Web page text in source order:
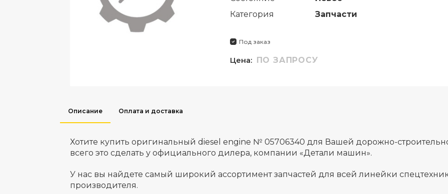
Категория
Запчасти
Под заказ
Цена: ПО ЗАПРОСУ
Описание Оплата и доставка
Хотите купить оригинальный diesel engine № 05706340 для Вашей дорожно-
всего это сделать у официального дилера, компании «Детали машин».
У нас вы найдете самый широкий ассортимент запчастей для всей линейки
производителя.